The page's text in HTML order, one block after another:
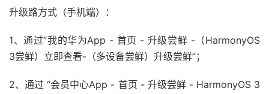
升级路方式（手机端）：
1、通过“我的华为App - 首页 - 升级尝鲜 -（HarmonyOS
3尝鲜）立即查看-（多设备尝鲜）升级尝鲜”；
2、通过 “会员中心App - 首页 - 升级尝鲜 - HarmonyOS 3